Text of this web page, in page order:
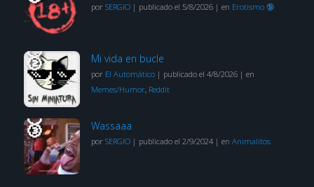
por SERGIO| publicado el 5/8/2026| en Erotismo 🔞
Mi vida en bucle
por El Automático| publicado el 4/8/2026| en
Memes/Humor, Reddit
Wassaaa
por SERGIO| publicado el 2/9/2024| en Animalitos